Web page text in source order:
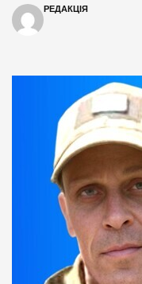
РЕДАКЦІЯ